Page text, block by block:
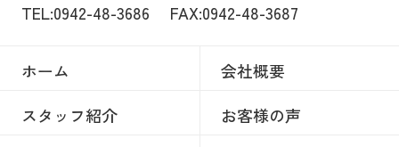
TEL:0942-48-3686
FAX:0942-48-3687
ホーム
会社概要
スタッフ紹介
お客様の声